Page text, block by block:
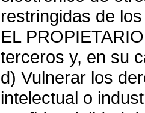
restringidas de
EL
terceros y, en su
d) Vulnerar los
intelectual o